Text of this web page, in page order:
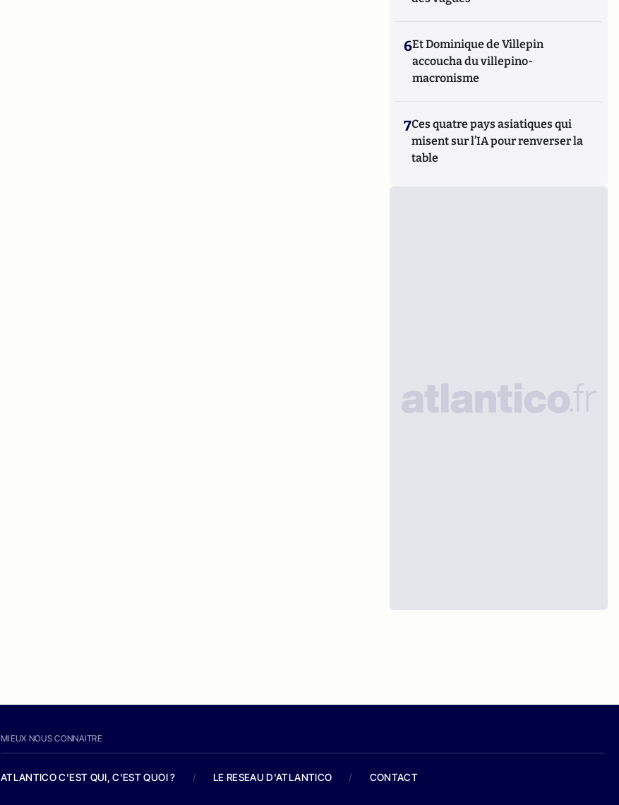
6Et Dominique de Villepin
accoucha du villepino-
macronisme
7Ces quatre pays asiatiques qui
misent sur l’IA pour renverser la
table
MIEUX NOUS CONNAITRE
ATLANTICO C'EST QUI, C'EST QUOI ? / LE RESEAU D'ATLANTICO / CONTACT